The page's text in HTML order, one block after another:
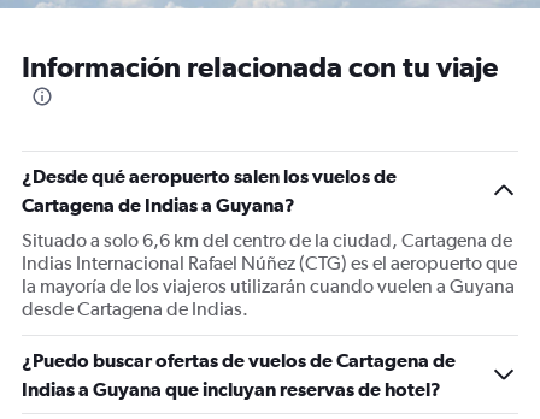
Información relacionada con tu viaje
¿Desde qué aeropuerto salen los vuelos de
Cartagena de Indias a Guyana?
Situado a solo 6,6 km del centro de la ciudad, Cartagena de
Indias Internacional Rafael Núñez (CTG) es el aeropuerto que
la mayoría de los viajeros utilizarán cuando vuelen a Guyana
desde Cartagena de Indias.
¿Puedo buscar ofertas de vuelos de Cartagena de
Indias a Guyana que incluyan reservas de hotel?